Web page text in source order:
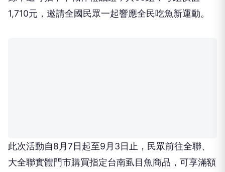
1,710元，邀請全國民眾一起響應全民吃魚新運動。
此次活動自8月7日起至9月3日止，民眾前往全聯、
大全聯實體門市購買指定台南虱目魚商品，可享滿額